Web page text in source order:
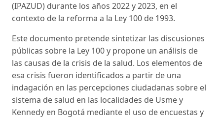
(IPAZUD) durante los años 2022 y 2023, en el
contexto de la reforma a la Ley 100 de 1993.
Este documento pretende sintetizar las discusiones
públicas sobre la Ley 100 y propone un análisis de
las causas de la crisis de la salud. Los elementos de
esa crisis fueron identificados a partir de una
indagación en las percepciones ciudadanas sobre el
sistema de salud en las localidades de Usme y
Kennedy en Bogotá mediante el uso de encuestas y